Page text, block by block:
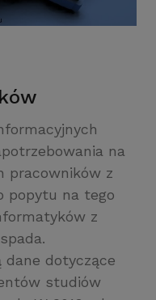
na
pracowników z
popytu na tego
z
dotyczące
studiów